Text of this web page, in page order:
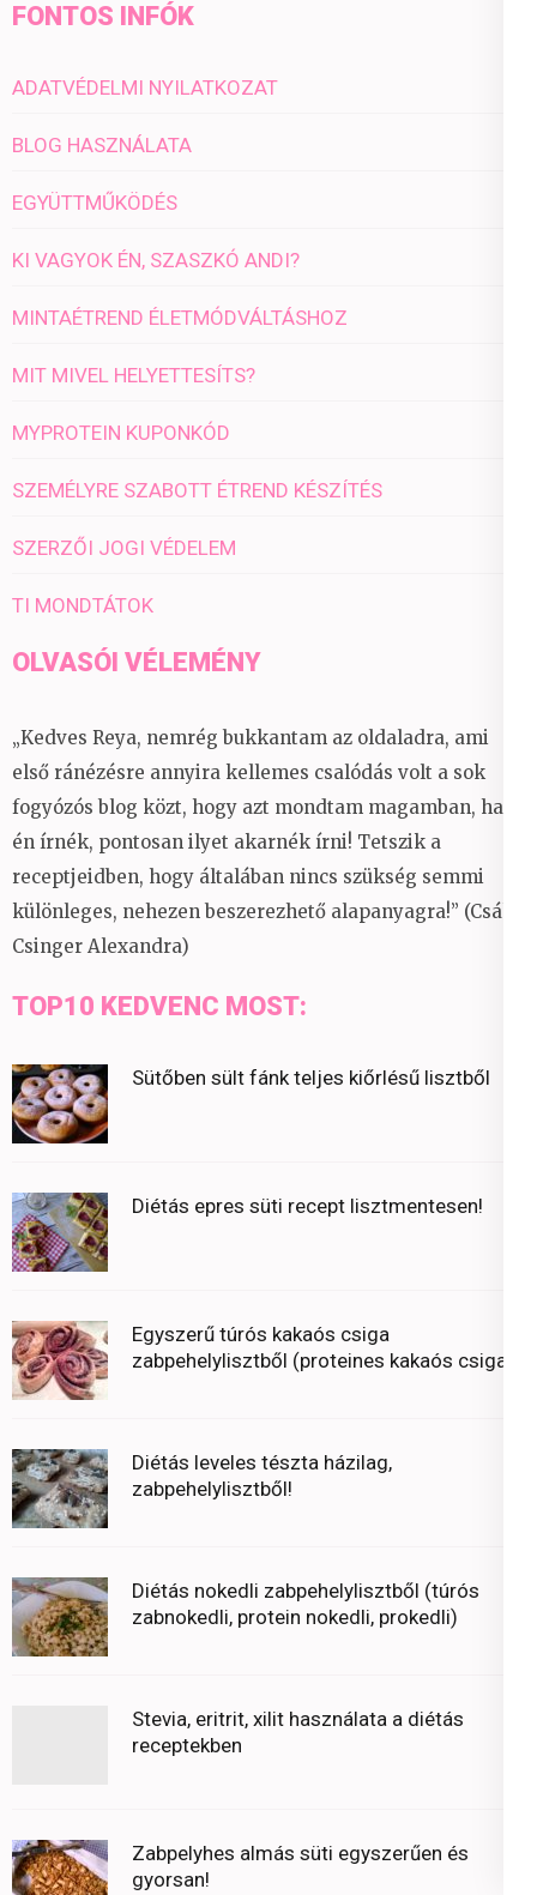
FONTOS INFÓK
ADATVÉDELMI NYILATKOZAT
BLOG HASZNÁLATA
EGYÜTTMŰKÖDÉS
KI VAGYOK ÉN, SZASZKÓ ANDI?
MINTAÉTREND ÉLETMÓDVÁLTÁSHOZ
MIT MIVEL HELYETTESÍTS?
MYPROTEIN KUPONKÓD
SZEMÉLYRE SZABOTT ÉTREND KÉSZÍTÉS
SZERZŐI JOGI VÉDELEM
TI MONDTÁTOK
OLVASÓI VÉLEMÉNY
„Kedves Reya, nemrég bukkantam az oldaladra, ami
első ránézésre annyira kellemes csalódás volt a sok
fogyózós blog közt, hogy azt mondtam magamban, ha
én írnék, pontosan ilyet akarnék írni! Tetszik a
receptjeidben, hogy általában nincs szükség semmi
különleges, nehezen beszerezhető alapanyagra!” (Csáky
Csinger Alexandra)
TOP10 KEDVENC MOST:
Sütőben sült fánk teljes kiőrlésű lisztből
Diétás epres süti recept lisztmentesen!
Egyszerű túrós kakaós csiga
zabpehelylisztből (proteines kakaós csiga)
Diétás leveles tészta házilag,
zabpehelylisztből!
Diétás nokedli zabpehelylisztből (túrós
zabnokedli, protein nokedli, prokedli)
Stevia, eritrit, xilit használata a diétás
receptekben
Zabpelyhes almás süti egyszerűen és
gyorsan!